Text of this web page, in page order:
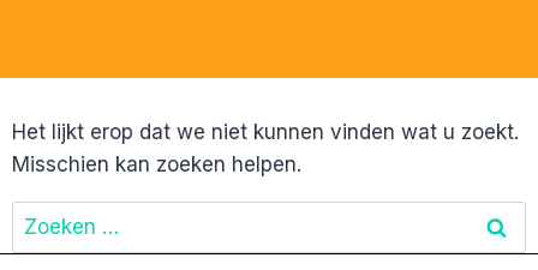
Het lijkt erop dat we niet kunnen vinden wat u zoekt.
Misschien kan zoeken helpen.
Zoeken
naar: